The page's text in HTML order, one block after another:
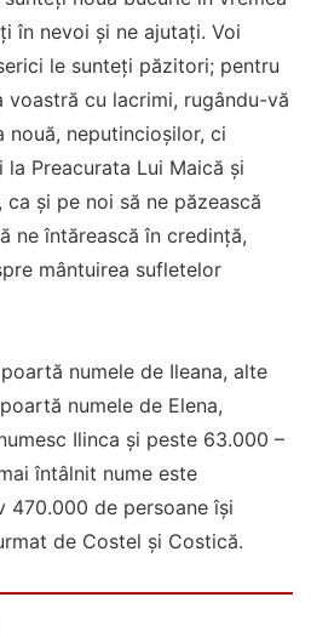
în nevoi şi ne ajutaţi. Voi
le sunteţi păzitori; pentru
voastră cu lacrimi, rugându-vă
nouă, neputincioşilor, ci
Preacurata Lui Maică şi
ca şi pe noi să ne păzească
ne întărească în credinţă,
mântuirea sufletelor
numele de Ileana, alte
numele de Elena,
Ilinca şi peste 63.000 –
întâlnit nume este
470.000 de persoane își
de Costel și Costică.